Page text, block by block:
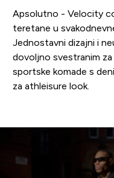
Apsolutno - Velocity
teretane u
Jednostavni dizajni i
dovoljno svestranim
sportske komade s
za athleisure look.